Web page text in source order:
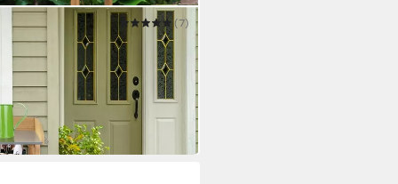
mit verzinkter
(7)